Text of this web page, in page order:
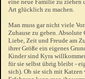
eine neue Familie zu
Art glücklich zu machen.
Man muss gar nicht viele
Zuhause zu geben.
Liebe, Zeit und Freude am
ihrer Größe ein eigenes
Kinder sind Kyra
für sie selbst übrig bleibt -
sich). Ob sie sich mit